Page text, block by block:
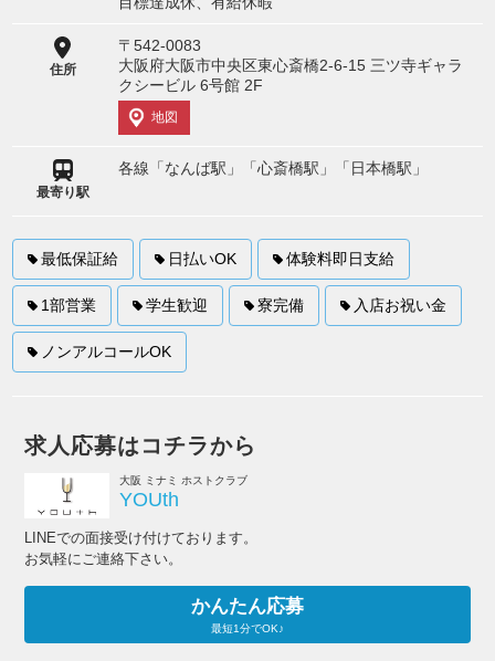
住所
〒542-0083
大阪府大阪市中央区東心斎橋2-6-15 三ツ寺ギャラ
クシービル 6号館 2F
地図
最寄り駅
各線「なんば駅」「心斎橋駅」「日本橋駅」
最低保証給 日払いOK 体験料即日支給
1部営業 学生歓迎 寮完備 入店お祝い金
ノンアルコールOK
求人応募はコチラから
大阪 ミナミ ホストクラブ
YOUth
LINEでの面接受け付けております。
お気軽にご連絡下さい。
かんたん応募
最短1分でOK♪